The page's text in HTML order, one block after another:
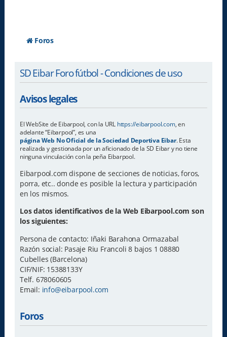
Foros
SD Eibar Foro fútbol - Condiciones de uso
Avisos legales
El WebSite de Eibarpool, con la URL https://eibarpool.com, en
adelante “Eibarpool”, es una
página Web No Oficial de la Sociedad Deportiva Eibar. Esta
realizada y gestionada por un aficionado de la SD Eibar y no tiene
ninguna vinculación con la peña Eibarpool.
Eibarpool.com dispone de secciones de noticias, foros,
porra, etc.. donde es posible la lectura y participación
en los mismos.
Los datos identificativos de la Web Eibarpool.com son
los siguientes:
Persona de contacto: Iñaki Barahona Ormazabal
Razón social: Pasaje Riu Francoli 8 bajos 1 08880
Cubelles (Barcelona)
CIF/NIF: 15388133Y
Telf. 678060605
Email: info@eibarpool.com
Foros